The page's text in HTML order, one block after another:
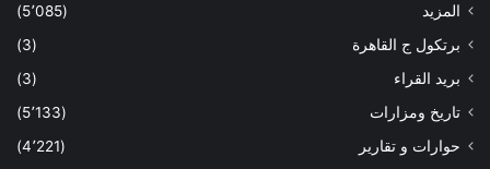
المزيد
(5٬085)
برتكول ج القاهرة
(3)
بريد القراء
(3)
تاريخ ومزارات
(5٬133)
حوارات و تقارير
(4٬221)